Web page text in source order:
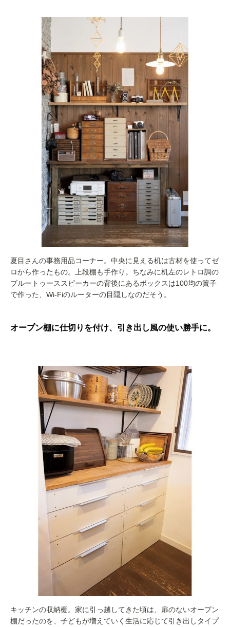
夏目さんの事務用品コーナー。中央に見える机は古材を使ってゼ
ロから作ったもの。上段棚も手作り。ちなみに机左のレトロ調の
ブルートゥーススピーカーの背後にあるボックスは100均の簀子
で作った、Wi-Fiのルーターの目隠しなのだそう。
オープン棚に仕切りを付け、引き出し風の使い勝手に。
キッチンの収納棚。家に引っ越してきた頃は、扉のないオープン
棚だったのを、子どもが増えていく生活に応じて引き出しタイプ